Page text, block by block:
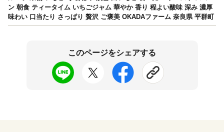
ン 朝食 ティータイム いちごジャム 華やか 香り 程よい酸味 深み 濃厚
味わい 口当たり さっぱり 贅沢 ご褒美 OKADAファーム 奈良県 平群町
このページをシェアする